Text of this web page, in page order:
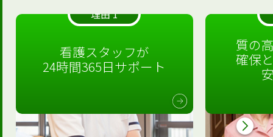
理由 1
看護スタッフが
24時間365日サポート
質の
確保